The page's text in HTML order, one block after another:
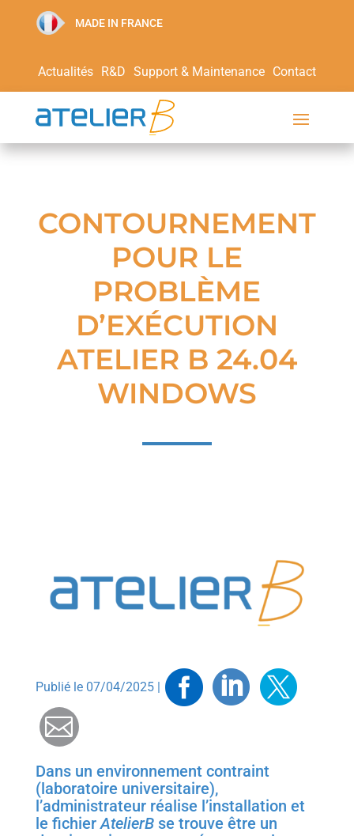
MADE IN FRANCE
Actualités R&D Support & Maintenance Contact
CONTOURNEMENT
POUR LE
PROBLÈME
D’EXÉCUTION
ATELIER B 24.04
WINDOWS
Publié le 07/04/2025 | Facebook
Linkedin
Mail
Dans un environnement contraint
(laboratoire universitaire),
l’administrateur réalise l’installation et
le fichier AtelierB se trouve être un